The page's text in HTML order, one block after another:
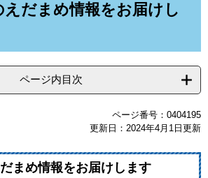
えだまめ情報をお届けし
ページ内目次
ページ番号：0404195
更新日：2024年4月1日更新
まめ情報をお届けします